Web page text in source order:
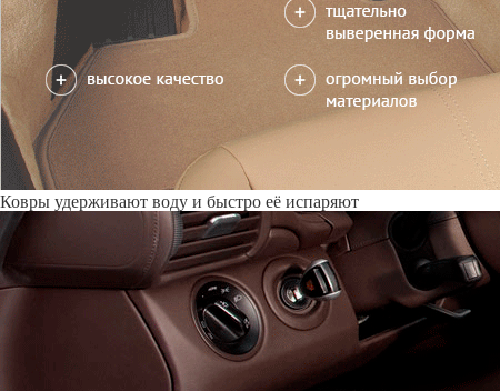
Только качественные российские материалы
Каталог ковриков для автомобилей
» Toyota »
Ipsum II
Автоковрики для Toyota Ipsum II 2001-2009
Варианты:
6 мест и 7 мест Поколение:2 поколение и рестайлинг
Водительский коврик на Ipsum II доступен в 2х вариантах:
1) без лепестка, с открытым местом для отдыха левой ноги
2) цельный коврик, закрывающий место для отдыха левой ноги